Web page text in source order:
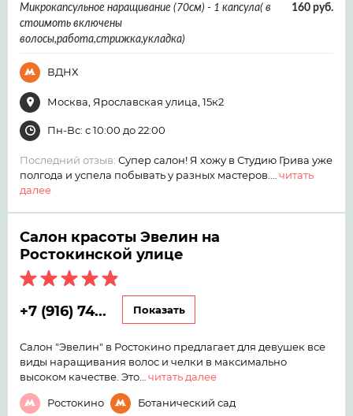
Микрокапсульное наращивание (70см) - 1 капсула( в
стоимоть включены
волосы,работа,стрижка,укладка)
160 руб.
ВДНХ
Москва, Ярославская улица, 15к2
Пн-Вс: с 10:00 до 22:00
Последний отзыв: Супер салон! Я хожу в Студию Грива уже
полгода и успела побывать у разных мастеров.… читать
далее
Салон красоты Эвелин на
Ростокинской улице
+7 (916) 74... Показать
Салон "Эвелин" в Ростокино предлагает для девушек все
виды наращивания волос и челки в максимально
высоком качестве. Это… читать далее
Ростокино Ботанический сад